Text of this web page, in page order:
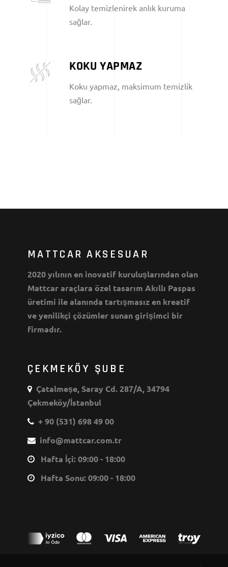
Kolay temizlenirek anlık kuruma
sağlar.
KOKU YAPMAZ
Koku yapmaz, maksimum temizlik
sağlar.
MATTCAR AKSESUAR
2020 yılının en inovatif kuruluşlarından olan
Mattcar araçlara özel tasarım Akıllı Paspas
üretimi ile alanında tartışmasız en kreatif
ve yenilikçi çözümler sunan girişimci bir
firmadır.
ÇEKMEKÖY ŞUBE
Çatalmeşe, Saray Cd. 287/A, 34794
Çekmeköy/İstanbul
+ 90 (531) 698 49 00
info@mattcar.com.tr
Hafta İçi: 09:00 - 18:00
Hafta Sonu: 09:00 - 18:00